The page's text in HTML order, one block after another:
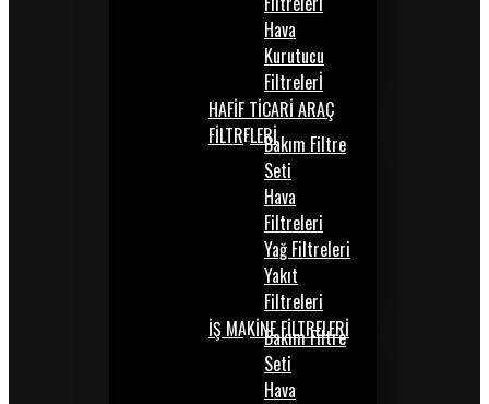
Hava
Kurutucu
Filtrelerİ
HAFİF TİCARİ ARAÇ
FİLTRELERİBakım Filtre
Seti
Hava
Filtreleri
Yağ Filtreleri
Yakıt
Filtreleri
İŞ MAKİNE FİLTRELERİ
Bakım Filtre
Seti
Hava